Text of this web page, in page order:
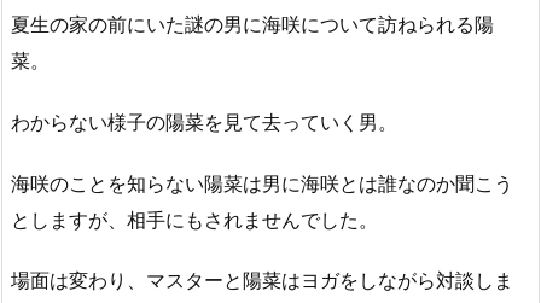
夏生の家の前にいた謎の男に海咲について訪ねられる陽
菜。
わからない様子の陽菜を見て去っていく男。
海咲のことを知らない陽菜は男に海咲とは誰なのか聞こう
としますが、相手にもされませんでした。
場面は変わり、マスターと陽菜はヨガをしながら対談しま